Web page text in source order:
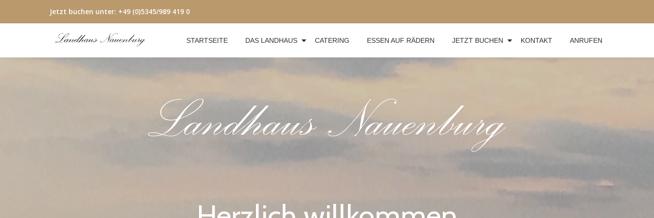
Skip
Jetzt buchen unter: +49 (0)5345/989 419 0
STARTSEITE DAS LANDHAUS CATERING ESSEN AUF RÄDERN JETZT BUCHEN KONTAKT ANRUFEN